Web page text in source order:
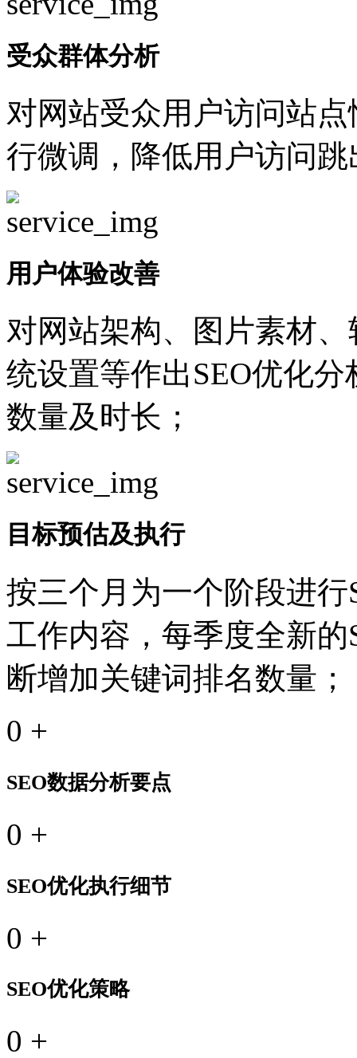
受众群体分析
对网站受众用户访问站
行微调，降低用户访问
用户体验改善
对网站架构、图片素材
统设置等作出SEO优化
数量及时长；
目标预估及执行
按三个月为一个阶段进
工作内容，每季度全新
断增加关键词排名数量；
0 +
SEO数据分析要点
0 +
SEO优化执行细节
0 +
SEO优化策略
0 +